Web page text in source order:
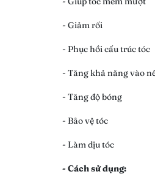
- Giảm rối
- Phục hồi cấu trúc tóc
- Tăng khả năng vào
- Tăng độ bóng
- Bảo vệ tóc
- Làm dịu tóc
- Cách sử dụng: